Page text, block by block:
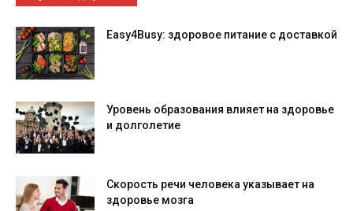
Easy4Busy: здоровое питание с доставкой
Уровень образования влияет на здоровье
и долголетие
Скорость речи человека указывает на
здоровье мозга